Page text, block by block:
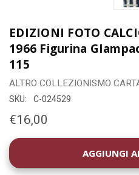
EDIZIONI FOTO
1966 Figurina
115
ALTRO COLLEZIONISMO
SKU: C-024529
€16,00
DISPONIBILITÀ
ATTUALE: